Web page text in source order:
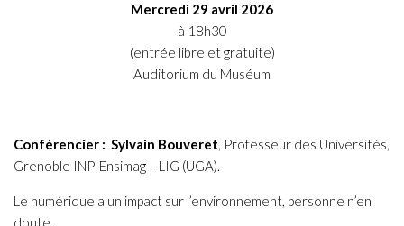
Mercredi 29 avril 2026
à 18h30
(entrée libre et gratuite)
Auditorium du Muséum
Conférencier : Sylvain Bouveret, Professeur des Universités,
Grenoble INP-Ensimag – LIG (UGA).
Le numérique a un impact sur l’environnement, personne n’en
doute.